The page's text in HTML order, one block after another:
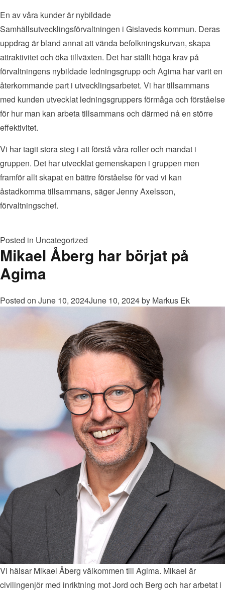
En av våra kunder är nybildade
Samhällsutvecklingsförvaltningen i Gislaveds kommun. Deras
uppdrag är bland annat att vända befolkningskurvan, skapa
attraktivitet och öka tillväxten. Det har ställt höga krav på
förvaltningens nybildade ledningsgrupp och Agima har varit en
återkommande part i utvecklingsarbetet. Vi har tillsammans
med kunden utvecklat ledningsgruppers förmåga och förståelse
för hur man kan arbeta tillsammans och därmed nå en större
effektivitet.
Vi har tagit stora steg i att förstå våra roller och mandat i
gruppen. Det har utvecklat gemenskapen i gruppen men
framför allt skapat en bättre förståelse för vad vi kan
åstadkomma tillsammans, säger Jenny Axelsson,
förvaltningschef.
Posted in Uncategorized
Mikael Åberg har börjat på
Agima
Posted on June 10, 2024June 10, 2024by Markus Ek
Vi hälsar Mikael Åberg välkommen till Agima. Mikael är
civilingenjör med inriktning mot Jord och Berg och har arbetat i